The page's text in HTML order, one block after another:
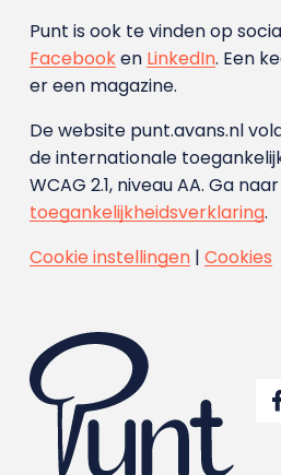
Punt is ook te vinden op
Facebooken LinkedIn. Een
er een magazine.
De website punt.avans.nl
de internationale
WCAG 2.1, niveau AA. Ga
toegankelijkheidsverklaring.
Cookie instellingen| Cookies